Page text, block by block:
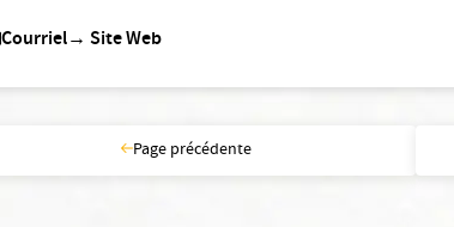
Courriel→ Site Web
Page précédente